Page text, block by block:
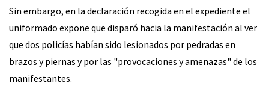
Sin embargo, en la declaración recogida en el expediente el
uniformado expone que disparó hacia la manifestación al ver
que dos policías habían sido lesionados por pedradas en
brazos y piernas y por las "provocaciones y amenazas" de los
manifestantes.